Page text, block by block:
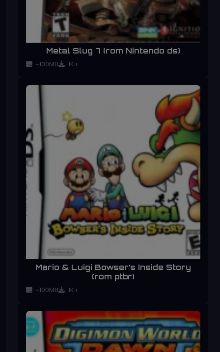
Metal Slug 7 (rom Nintendo ds)
~100MB 1K+
Mario & Luigi Bowser’s Inside Story
(rom ptbr)
~100MB 1K+